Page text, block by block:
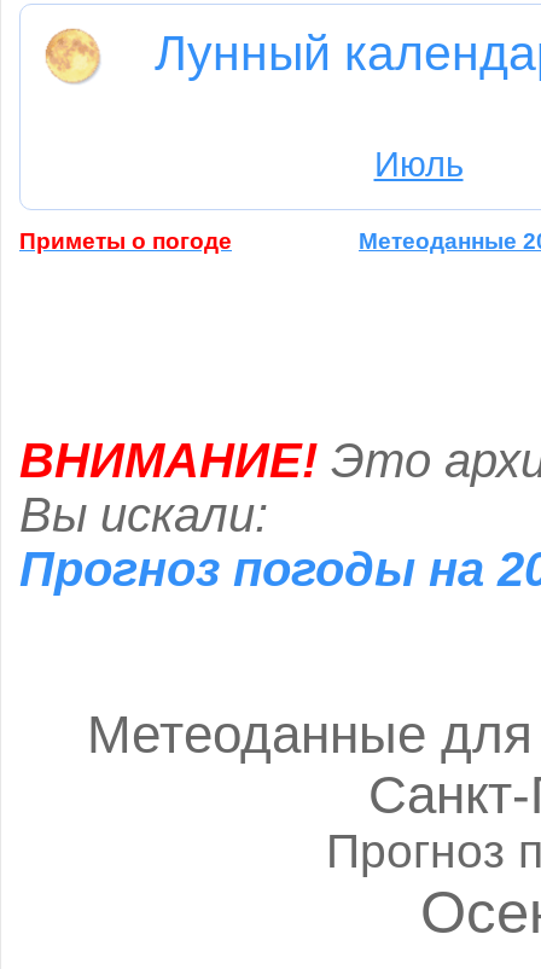
Лунный
Июль
Приметы о погоде Метеоданные
ВНИМАНИЕ! Это
Вы искали:
Прогноз погоды на
Метеоданные для
Прогноз